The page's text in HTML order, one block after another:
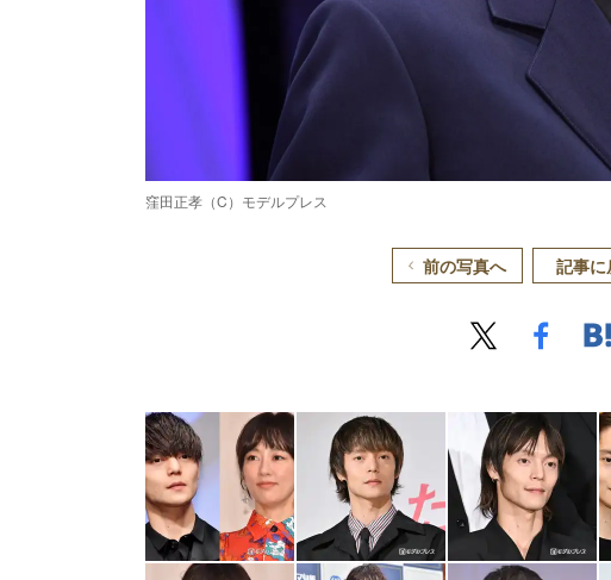
窪田正孝（C）モデルプレス
前の写真へ 記事に